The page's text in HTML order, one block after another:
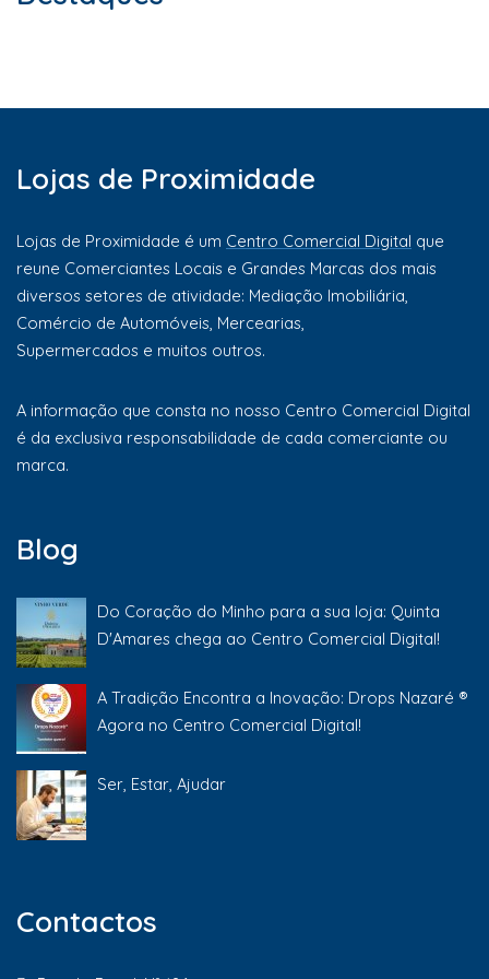
Lojas de Proximidade
Lojas de Proximidade é um Centro Comercial Digital que
reune Comerciantes Locais e Grandes Marcas dos mais
diversos setores de atividade: Mediação Imobiliária,
Comércio de Automóveis, Mercearias,
Supermercados e muitos outros.
A informação que consta no nosso Centro Comercial Digital
é da exclusiva responsabilidade de cada comerciante ou
marca.
Blog
Do Coração do Minho para a sua loja: Quinta
D'Amares chega ao Centro Comercial Digital!
A Tradição Encontra a Inovação: Drops Nazaré ®
Agora no Centro Comercial Digital!
Ser, Estar, Ajudar
Contactos